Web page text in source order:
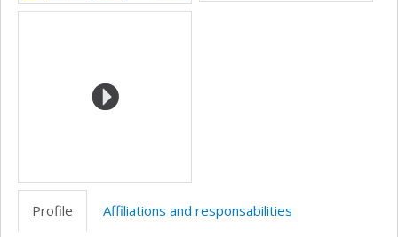
Profile Affiliations and responsabilities